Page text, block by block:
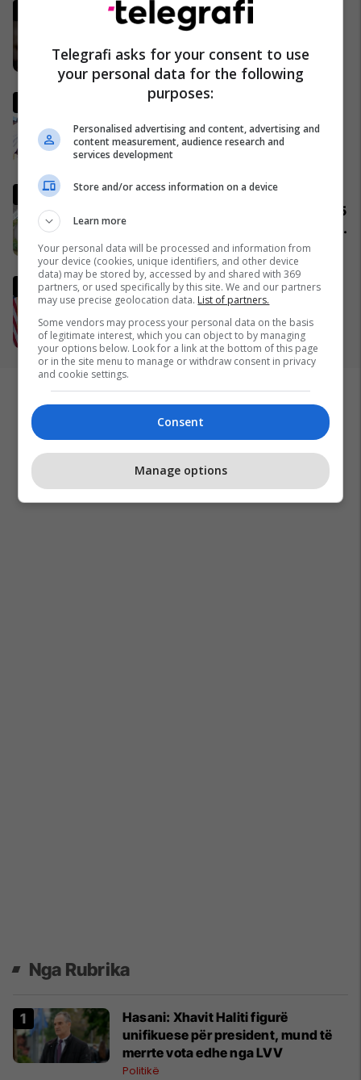
Lideri i Iranit thyen heshtjen,
lëshon një deklaratë të rrallë
publike
06/04/2026
Pse Fidel Castro gjithmonë
Rolex? (Foto)
29/11/2016
Komuniteti shqiptar do të
ndërtojë xhami moderne prej 15
të Zvicrës
05/04/2026
Ish-zyrtari amerikan, Kent:
SHBA-ja do të largohet nga
NATO dhe do ta mbështet
Izraelin në një luftë të
mundshme me Turqinë në Siri
09/04/2026
Nga Rubrika
Hasani: Xhavit Haliti figurë
unifikuese për president, mund të
merrte vota edhe nga LVV
Politikë
Telegrafi asks for your consent to use
your personal data for the following
purposes:
Personalised advertising and content, advertising and
content measurement, audience research and
services development
Store and/or access information on a device
Learn more
Your personal data will be processed and information from
your device (cookies, unique identifiers, and other device
data) may be stored by, accessed by and shared with 369
partners, or used specifically by this site. We and our partners
may use precise geolocation data. List of partners.
Some vendors may process your personal data on the basis
of legitimate interest, which you can object to by managing
your options below. Look for a link at the bottom of this page
or in the site menu to manage or withdraw consent in privacy
and cookie settings.
Consent
Manage options